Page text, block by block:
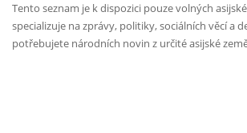
Tento seznam je k dispozici pouze volných
specializuje na zprávy, politiky, sociálních věcí a
potřebujete národních novin z určité asijské